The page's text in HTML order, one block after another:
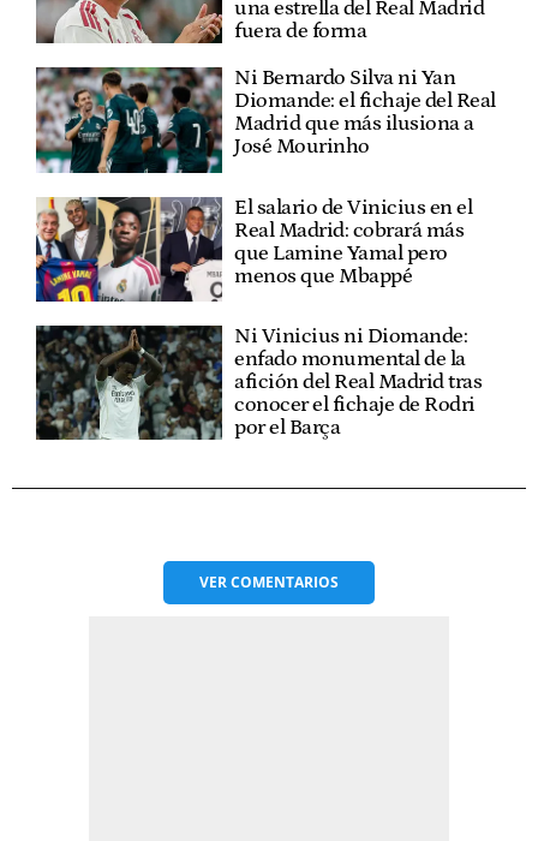
una estrella del Real Madrid
fuera de forma
Ni Bernardo Silva ni Yan
Diomande: el fichaje del Real
Madrid que más ilusiona a
José Mourinho
El salario de Vinicius en el
Real Madrid: cobrará más
que Lamine Yamal pero
menos que Mbappé
Ni Vinicius ni Diomande:
enfado monumental de la
afición del Real Madrid tras
conocer el fichaje de Rodri
por el Barça
VERCOMENTARIOS